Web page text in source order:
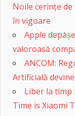
Noile cerințe
în vigoare
Apple
valoroasă
ANCOM:
Artificială
Liber la timp
Time is Xiaomi